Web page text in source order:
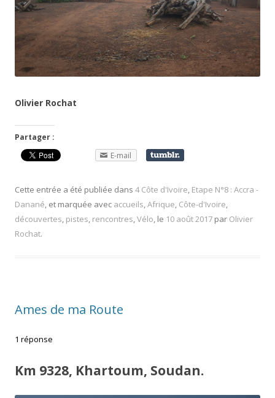
Olivier Rochat
Partager :
E-mail
Cette entrée a été publiée dans 4 Côte d'Ivoire, Etape N°8 : Accra -
Danané, et marquée avec accueils,Afrique, Côte-d'Ivoire,
découvertes, pistes, rencontres,Vélo, le 10 août 2017 par Olivier
Rochat.
Ames de ma Route
1 réponse
Km 9328, Khartoum, Soudan.